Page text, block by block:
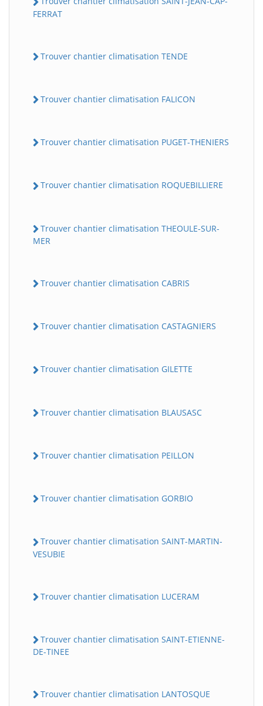
FERRAT
Trouver chantier climatisation TENDE
Trouver chantier climatisation FALICON
Trouver chantier climatisation PUGET-THENIERS
Trouver chantier climatisation ROQUEBILLIERE
Trouver chantier climatisation THEOULE-SUR-
MER
Trouver chantier climatisation CABRIS
Trouver chantier climatisation CASTAGNIERS
Trouver chantier climatisation GILETTE
Trouver chantier climatisation BLAUSASC
Trouver chantier climatisation PEILLON
Trouver chantier climatisation GORBIO
Trouver chantier climatisation SAINT-MARTIN-
VESUBIE
Trouver chantier climatisation LUCERAM
Trouver chantier climatisation SAINT-ETIENNE-
DE-TINEE
Trouver chantier climatisation LANTOSQUE